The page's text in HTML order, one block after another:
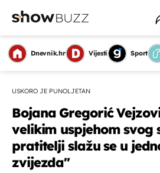
Dnevnik.hr Vijesti Sport
USKORO JE PUNOLJETAN
Bojana Gregorić
velikim uspjehom svog
pratitelji slažu se u
zvijezda''